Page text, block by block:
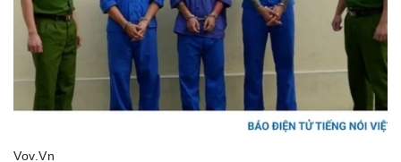
Doanh nghiệp
Thông tin doanh nghiệp
Công nghệ
Sành điệu
Tin Công nghệ